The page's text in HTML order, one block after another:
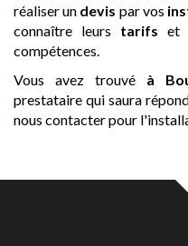
réaliser un devis par vos
connaître leurs tarifs et
compétences.
Vous avez trouvé à
prestataire qui saura
nous contacter pour